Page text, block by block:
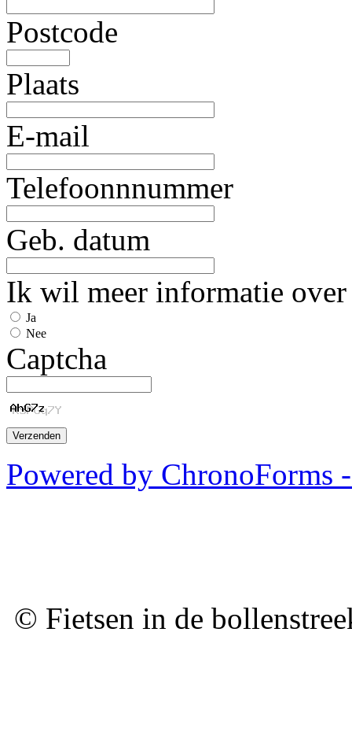
Postcode
Plaats
E-mail
Telefoonnnummer
Geb. datum
Ik wil meer informatie
Ja
Nee
Captcha
Powered by ChronoForms
© Fietsen in de